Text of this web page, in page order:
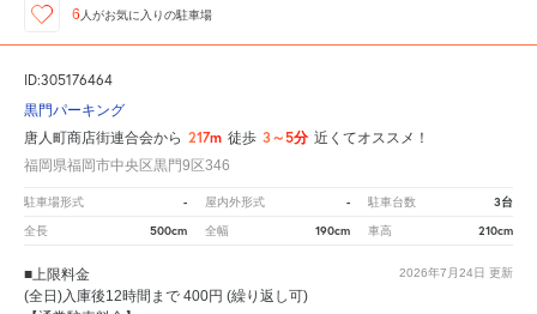
6 人がお気に入りの駐車場
ID:305176464
黒門パーキング
唐人町商店街連合会から 217m 徒歩 3～5分 近くてオススメ！
福岡県福岡市中央区黒門9区346
駐車場形式 - 屋内外形式 - 駐車台数 3台
全長 500cm 全幅 190cm 車高 210cm
2026年7月24日 更新
■上限料金
(全日)入庫後12時間まで 400円 (繰り返し可)